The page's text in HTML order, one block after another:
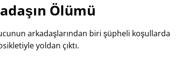
Ölümü
arkadaşlarından biri şüpheli koşullarda
yoldan çıktı.